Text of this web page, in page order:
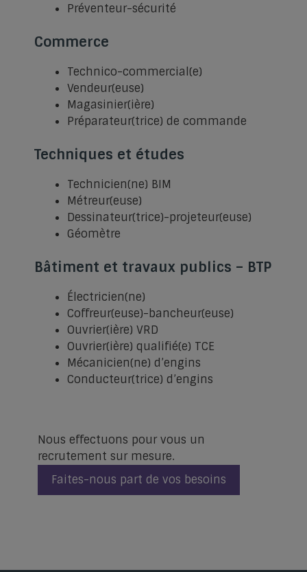
Préventeur-sécurité
Commerce
Technico-commercial(e)
Vendeur(euse)
Magasinier(ière)
Préparateur(trice) de commande
Techniques et études
Technicien(ne) BIM
Métreur(euse)
Dessinateur(trice)-projeteur(euse)
Géomètre
Bâtiment et travaux publics – BTP
Électricien(ne)
Coffreur(euse)-bancheur(euse)
Ouvrier(ière) VRD
Ouvrier(ière) qualifié(e) TCE
Mécanicien(ne) d’engins
Conducteur(trice) d’engins
Nous effectuons pour vous un
recrutement sur mesure.
Faites-nous part de vos besoins